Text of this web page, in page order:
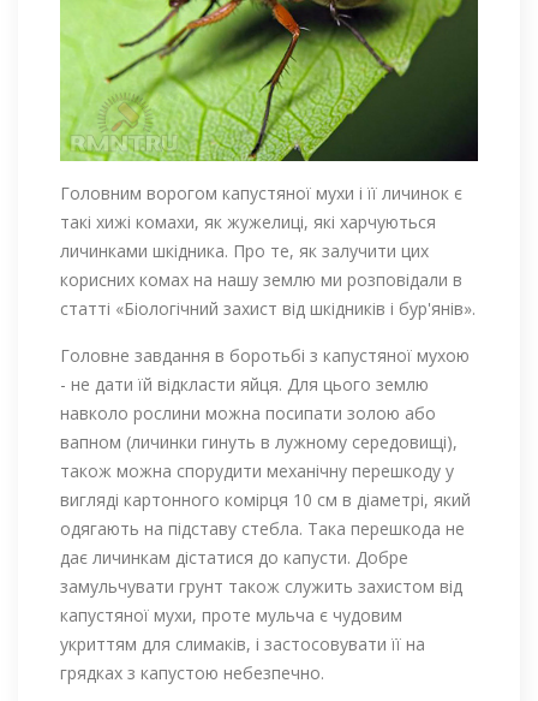
Головним ворогом капустяної мухи і її личинок є
такі хижі комахи, як жужелиці, які харчуються
личинками шкідника. Про те, як залучити цих
корисних комах на нашу землю ми розповідали в
статті «Біологічний захист від шкідників і бур'янів».
Головне завдання в боротьбі з капустяної мухою
- не дати їй відкласти яйця. Для цього землю
навколо рослини можна посипати золою або
вапном (личинки гинуть в лужному середовищі),
також можна спорудити механічну перешкоду у
вигляді картонного комірця 10 см в діаметрі, який
одягають на підставу стебла. Така перешкода не
дає личинкам дістатися до капусти. Добре
замульчувати грунт також служить захистом від
капустяної мухи, проте мульча є чудовим
укриттям для слимаків, і застосовувати її на
грядках з капустою небезпечно.